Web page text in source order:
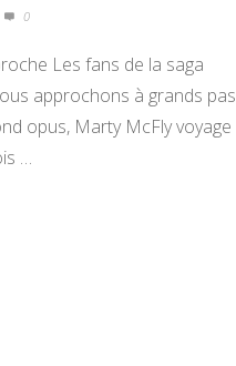
0
Les fans de la saga
approchons à grands pas
opus, Marty McFly voyage
…